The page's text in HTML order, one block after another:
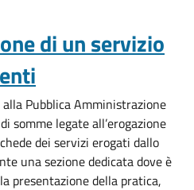
di un servizio
Pubblica Amministrazione
somme legate all’erogazione
dei servizi erogati dallo
una sezione dedicata dove è
presentazione della pratica,